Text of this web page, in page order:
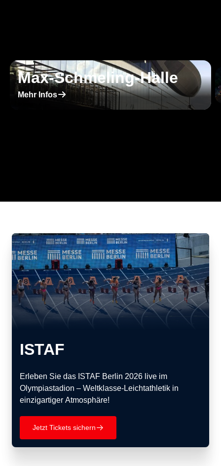
Max-Schmeling-Halle
Mehr Infos􀄫
ISTAF
Erleben Sie das ISTAF Berlin 2026 live im
Olympiastadion – Weltklasse-Leichtathletik in
einzigartiger Atmosphäre!
Jetzt Tickets sichern􀄫